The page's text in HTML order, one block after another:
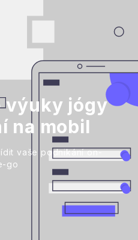
výuky jógy
na mobil
vaše podnikání on-
go